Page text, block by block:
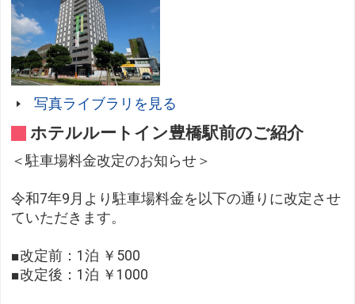
写真ライブラリを見る
ホテルルートイン豊橋駅前のご紹介
＜駐車場料金改定のお知らせ＞
令和7年9月より駐車場料金を以下の通りに改定させ
ていただきます。
■改定前：1泊 ￥500
■改定後：1泊 ￥1000